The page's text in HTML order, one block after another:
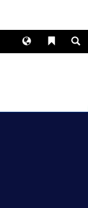
Liens
Langues